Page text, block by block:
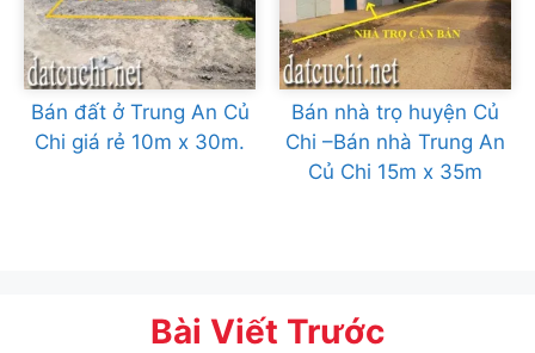
Bán đất ở Trung An Củ
Chi giá rẻ 10m x 30m.
Bán nhà trọ huyện Củ
Chi –Bán nhà Trung An
Củ Chi 15m x 35m
Bài Viết Trước